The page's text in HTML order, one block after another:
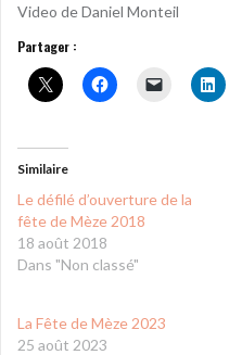
Video de Daniel Monteil
Partager :
Similaire
Le défilé d’ouverture de la
fête de Mèze 2018
18 août 2018
Dans "Non classé"
La Fête de Mèze 2023
25 août 2023